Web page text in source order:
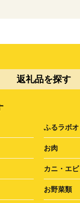
返礼品を探す
ふるラボ
お肉
カニ・エビ
お野菜類